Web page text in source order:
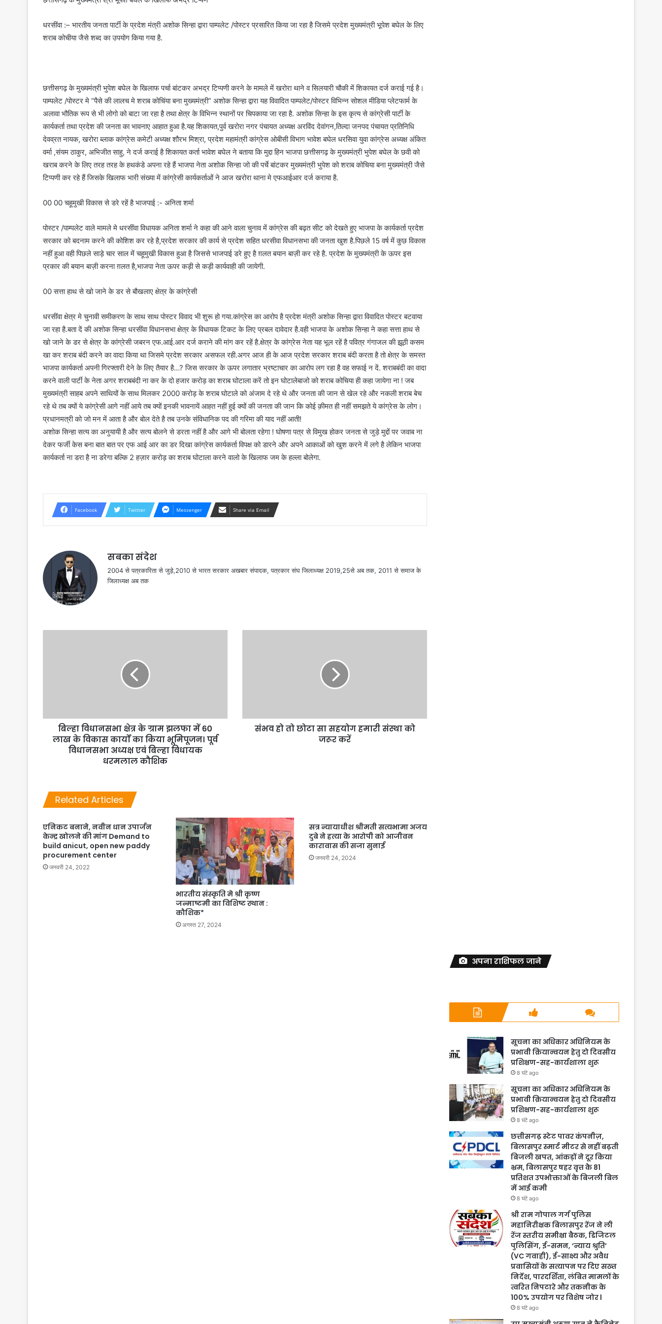
धरसींवा :– भारतीय जनता पार्टी के प्रदेश मंत्री अशोक सिन्हा द्वारा पाम्पलेट /पोस्टर प्रसारित किया जा रहा है जिसमे प्रदेश मुख्यमंत्री भूपेश बघेल के लिए
शराब कोचीया जैसे शब्द का उपयोग किया गया है.
छत्तीसगढ़ के मुख्यमंत्री भुपेश बघेल के खिलाफ पर्चा बांटकर अभद्र टिप्पणी करने के मामले में खरोरा थाने व सिलयारी चौकी में शिकायत दर्ज कराई गई है।
पाम्पलेट /पोस्टर मे “पैसे की लालच मे शराब कोचिंया बना मुख्यमंत्री” अशोक सिन्हा द्वारा यह विवादित पाम्पलेट/पोस्टर विभिन्न सोशल मीडिया प्लेटफार्म के
अलावा भौतिक रूप से भी लोगो को बाटा जा रहा है तथा क्षेत्र के विभिन्न स्थानों पर चिपकाया जा रहा है. अशोक सिन्हा के इस कृत्य से कांग्रेसी पार्टी के
कार्यकर्ता तथा प्रदेश की जनता का भावनाए आहात हुआ है.यह शिकायत,पुर्व खरोरा नगर पंचायत अध्यक्ष अरविंद देवांगन,तिल्दा जनपद पंचायत प्रतिनिधि
देवव्रत नायक, खरोरा ब्लाक कांग्रेस कमेटी अध्यक्ष शौरभ मिश्रा, प्रदेश महामंत्री कांग्रेस ओबीसी विभाग भावेश बघेल धरसिवा युवा कांग्रेस अध्यक्ष अंकित
वर्मा ,संयम ठाकुर, अभिजीत साहु, ने दर्ज कराई है शिकायत कर्ता भावेश बघेल ने बताया कि मुद्दा हिन भाजपा छत्तीसगढ़ के मुख्यमंत्री भुपेश बघेल के छवी को
खराब करने के लिए तरह तरह के हथकंडे अपना रहे हैं भाजपा नेता अशोक सिन्हा जो की पर्चे बांटकर मुख्यमंत्री भुपेश को शराब कोचिया बना मुख्यमंत्री जैसे
टिप्पणी कर रहे हैं जिसके खिलाफ भारी संख्या में कांग्रेसी कार्यकर्ताओं ने आज खरोरा थाना मे एफआईआर दर्ज कराया है.
00 00 चहूमुखी विकास से डरे रहें है भाजपाई :- अनिता शर्मा
पोस्टर /पाम्पलेट वाले मामले मे धरसींवा विधायक अनिता शर्मा ने कहा की आने वाला चुनाव में कांग्रेस की बढ़त सीट को देखते हुए भाजपा के कार्यकर्ता प्रदेश
सरकार को बदनाम करने की कोशिश कर रहे है,प्रदेश सरकार की कार्य से प्रदेश सहित धरसीवा विधानसभा की जनता खुश है.पिछले 15 वर्ष में कुछ विकास
नहीं हुआ वही पिछले साड़े चार साल में चहूमुखी विकास हुआ है जिससे भाजपाई डरे हुए है ग़लत बयान बाज़ी कर रहे है. प्रदेश के मुख्यमंत्री के ऊपर इस
प्रकार की बयान बाज़ी करना ग़लत है,भाजपा नेता ऊपर कड़ी से कड़ी कार्यवाही की जायेगी.
00 सत्ता हाथ से खो जाने के डर से बौखलाए क्षेत्र के कांग्रेसी
धरसींवा क्षेत्र मे चुनावी समीकरण के साथ साथ पोस्टर विवाद भी शुरू हो गया.कांग्रेस का आरोप है प्रदेश मंत्री अशोक सिन्हा द्वारा विवादित पोस्टर बटवाया
जा रहा है.बता दें की अशोक सिन्हा धरसींवा विधानसभा क्षेत्र के विधायक टिकट के लिए प्रबल दावेदार है.वही भाजपा के अशोक सिन्हा ने कहा सत्ता हाथ से
खो जाने के डर से क्षेत्र के कांग्रेसी जबरन एफ.आई.आर दर्ज कराने की मांग कर रहें है.क्षेत्र के कांग्रेस नेता यह भूल रहें है पवित्र गंगाजल की झूठी कसम
खा कर शराब बंदी करने का वादा किया था जिसमे प्रदेश सरकार असफल रही.अगर आज ही के आज प्रदेश सरकार शराब बंदी करता है तो क्षेत्र के समस्त
भाजपा कार्यकर्ता अपनी गिरफ्तारी देने के लिए तैयार है…? जिस सरकार के ऊपर लगातार भ्रष्टाचार का आरोप लग रहा है वह सफाई न दें. शराबबंदी का वादा
करने वाली पार्टी के नेता अगर शराबबंदी ना कर के दो हजार करोड़ का शराब घोटाला करें तो इन घोटालेबाजो को शराब कोचिया ही कहा जायेगा ना ! जब
मुख्यमंत्री साहब अपने साथियों के साथ मिलकर 2000 करोड़ के शराब घोटाले को अंजाम दे रहे थे और जनता की जान से खेल रहे और नकली शराब बेच
रहे थे तब क्यों ये कांग्रेसी आगे नहीं आये तब क्यों इनकी भावनायें आहत नहीं हुई क्यों की जनता की जान कि कोई क़ीमत ही नहीं समझते ये कांग्रेस के लोग।
प्रधानमत्री को जो मन में आता है और बोल देते है तब उनके संविधानिक पद की गरिमा की याद नहीं आती!
अशोक सिन्हा सत्य का अनुयायी है और सत्य बोलने से डरता नहीं है और आगे भी बोलता रहेगा ! घोषणा पत्र से विमुख होकर जनता से जुड़े मुद्दों पर जवाब ना
देकर फर्जी केस बना बात बात पर एफ आई आर का डर दिखा कांग्रेस कार्यकर्ता विपक्ष को डारने और अपने आकाओं को खुश करने में लगे है लेकिन भाजपा
कार्यकर्ता ना डरा है ना डरेगा बल्कि 2 हज़ार करोड़ का शराब घोटाला करने वालो के खिलाफ जम के हल्ला बोलेगा.
Facebook Twitter Messenger Share via Email
सबका संदेश
2004 से पत्रकारिता से जुड़े,2010 से भारत सरकार अखबार संपादक, पत्रकार संघ जिलाध्यक्ष 2019,25से अब तक, 2011 से समाज के
जिलाध्यक्ष अब तक
बिल्हा विधानसभा क्षेत्र के ग्राम झलफा में 60
लाख के विकास कार्यों का किया भूमिपूजन। पूर्व
विधानसभा अध्यक्ष एवं बिल्हा विधायक
धरमलाल कौशिक
संभव हो तो छोटा सा सहयोग हमारी संस्था को
जरूर करें
Related Articles
एनिकट बनाने, नवीन धान उपार्जन
केन्द्र खोलने की मांग Demand to
build anicut, open new paddy
procurement center
जनवरी 24, 2022
भारतीय संस्कृति मे श्री कृष्ण
जन्माष्टमी का विशिष्ट स्थान :
कौशिक*
अगस्त 27, 2024
सत्र न्यायाधीश श्रीमती सत्यभामा अजय
दुबे ने हत्या के आरोपी को आजीवन
कारावास की सजा सुनाई
जनवरी 24, 2024
अपना राशिफल जाने
सूचना का अधिकार अधिनियम के
प्रभावी क्रियान्वयन हेतु दो दिवसीय
प्रशिक्षण-सह-कार्यशाला शुरू
8 घंटे ago
सूचना का अधिकार अधिनियम के
प्रभावी क्रियान्वयन हेतु दो दिवसीय
प्रशिक्षण-सह-कार्यशाला शुरू
8 घंटे ago
छत्तीसगढ़ स्टेट पावर कंपनीज़,
बिलासपुर स्मार्ट मीटर से नहीं बढ़ती
बिजली खपत, आंकड़ों ने दूर किया
भ्रम, बिलासपुर षहर वृत्त केे 81
प्रतिशत उपभोक्ताओं के बिजली बिल
में आई कमी
8 घंटे ago
श्री राम गोपाल गर्ग पुलिस
महानिरीक्षक बिलासपुर रेंज ने ली
रेंज स्तरीय समीक्षा बैठक, डिजिटल
पुलिसिंग, ई-समन, ‘न्याय श्रुति’
(VC गवाही), ई-साक्ष्य और अवैध
प्रवासियों के सत्यापन पर दिए सख्त
निर्देश, पारदर्शिता, लंबित मामलों के
त्वरित निपटारे और तकनीक के
100% उपयोग पर विशेष जोर l
8 घंटे ago